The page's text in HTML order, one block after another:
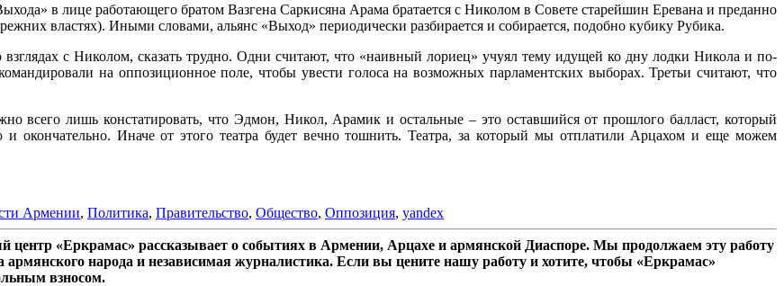
в лице работающего братом Вазгена Саркисяна Арама братается с Николом в Совете старейшин Еревана и преданно
властях). Иными словами, альянс «Выход» периодически разбирается и собирается, подобно кубику Рубика.
с Николом, сказать трудно. Одни считают, что «наивный лориец» учуял тему идущей ко дну лодки Никола и по-
на оппозиционное поле, чтобы увести голоса на возможных парламентских выборах. Третьи считают, что
всего лишь констатировать, что Эдмон, Никол, Арамик и остальные – это оставшийся от прошлого балласт, который
окончательно. Иначе от этого театра будет вечно тошнить. Театра, за который мы отплатили Арцахом и еще можем
Армении, Политика, Правительство, Общество, Оппозиция, yandex
«Еркрамас» рассказывает о событиях в Армении, Арцахе и армянской Диаспоре. Мы продолжаем эту работу
армянского народа и независимая журналистика. Если вы цените нашу работу и хотите, чтобы «Еркрамас»
взносом.